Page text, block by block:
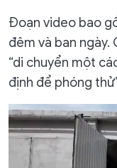
Đoạn video bao
đêm và ban ngày.
“di chuyển một
định để phóng